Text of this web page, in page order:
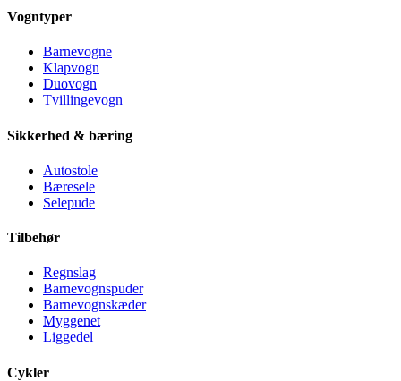
Vogntyper
Barnevogne
Klapvogn
Duovogn
Tvillingevogn
Sikkerhed & bæring
Autostole
Bæresele
Selepude
Tilbehør
Regnslag
Barnevognspuder
Barnevognskæder
Myggenet
Liggedel
Cykler